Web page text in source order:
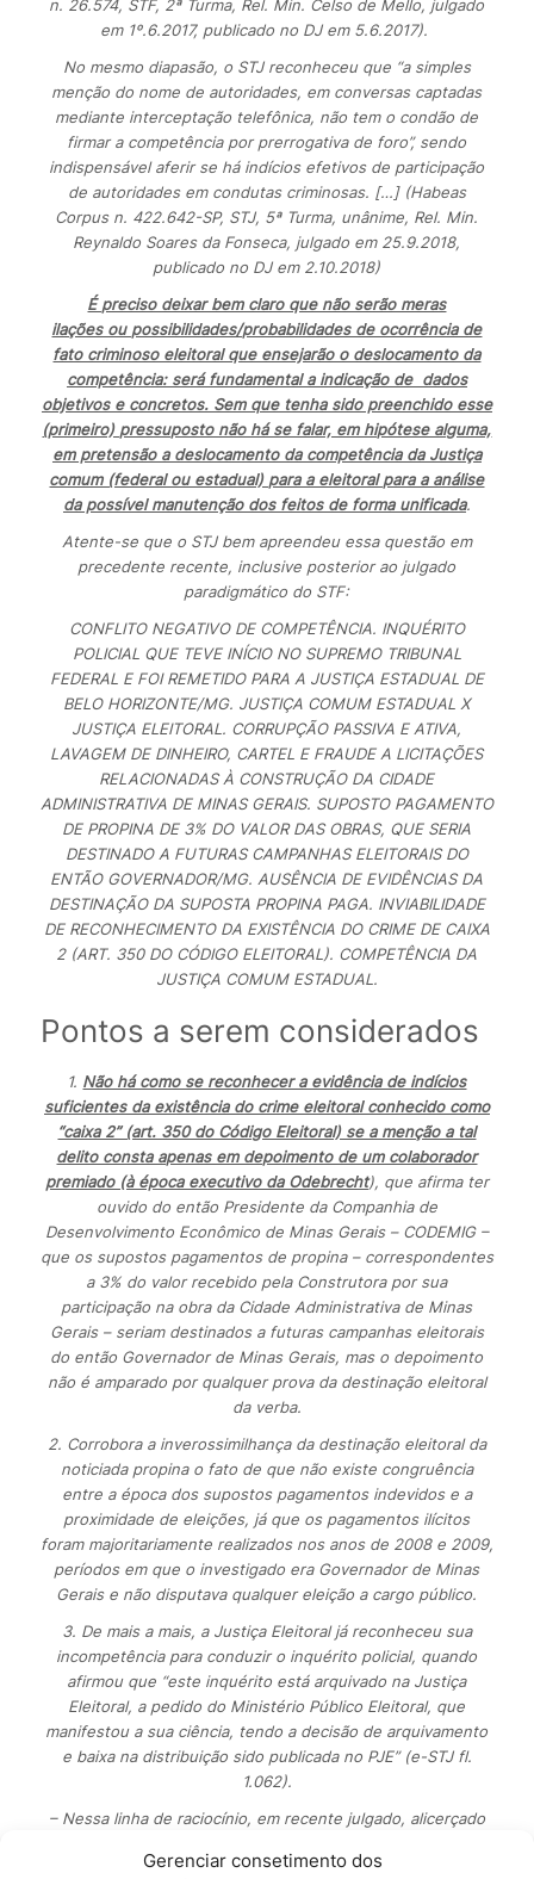
Gerenciar consetimento dos
n. 26.574, STF, 2ª Turma, Rel. Min. Celso de Mello, julgado
em 1º.6.2017, publicado no DJ em 5.6.2017).
No mesmo diapasão, o STJ reconheceu que “a simples
menção do nome de autoridades, em conversas captadas
mediante interceptação telefônica, não tem o condão de
firmar a competência por prerrogativa de foro”, sendo
indispensável aferir se há indícios efetivos de participação
de autoridades em condutas criminosas. […] (Habeas
Corpus n. 422.642-SP, STJ, 5ª Turma, unânime, Rel. Min.
Reynaldo Soares da Fonseca, julgado em 25.9.2018,
publicado no DJ em 2.10.2018)
É preciso deixar bem claro que não serão meras
ilações ou possibilidades/probabilidades de ocorrência de
fato criminoso eleitoral que ensejarão o deslocamento da
competência: será fundamental a indicação de dados
objetivos e concretos. Sem que tenha sido preenchido esse
(primeiro) pressuposto não há se falar, em hipótese alguma,
em pretensão a deslocamento da competência da Justiça
comum (federal ou estadual) para a eleitoral para a análise
da possível manutenção dos feitos de forma unificada.
Atente-se que o STJ bem apreendeu essa questão em
precedente recente, inclusive posterior ao julgado
paradigmático do STF:
CONFLITO NEGATIVO DE COMPETÊNCIA. INQUÉRITO
POLICIAL QUE TEVE INÍCIO NO SUPREMO TRIBUNAL
FEDERAL E FOI REMETIDO PARA A JUSTIÇA ESTADUAL DE
BELO HORIZONTE/MG. JUSTIÇA COMUM ESTADUAL X
JUSTIÇA ELEITORAL. CORRUPÇÃO PASSIVA E ATIVA,
LAVAGEM DE DINHEIRO, CARTEL E FRAUDE A LICITAÇÕES
RELACIONADAS À CONSTRUÇÃO DA CIDADE
ADMINISTRATIVA DE MINAS GERAIS. SUPOSTO PAGAMENTO
DE PROPINA DE 3% DO VALOR DAS OBRAS, QUE SERIA
DESTINADO A FUTURAS CAMPANHAS ELEITORAIS DO
ENTÃO GOVERNADOR/MG. AUSÊNCIA DE EVIDÊNCIAS DA
DESTINAÇÃO DA SUPOSTA PROPINA PAGA. INVIABILIDADE
DE RECONHECIMENTO DA EXISTÊNCIA DO CRIME DE CAIXA
2 (ART. 350 DO CÓDIGO ELEITORAL). COMPETÊNCIA DA
JUSTIÇA COMUM ESTADUAL.
Pontos a serem considerados
1. Não há como se reconhecer a evidência de indícios
suficientes da existência do crime eleitoral conhecido como
“caixa 2” (art. 350 do Código Eleitoral) se a menção a tal
delito consta apenas em depoimento de um colaborador
premiado (à época executivo da Odebrecht), que afirma ter
ouvido do então Presidente da Companhia de
Desenvolvimento Econômico de Minas Gerais – CODEMIG –
que os supostos pagamentos de propina – correspondentes
a 3% do valor recebido pela Construtora por sua
participação na obra da Cidade Administrativa de Minas
Gerais – seriam destinados a futuras campanhas eleitorais
do então Governador de Minas Gerais, mas o depoimento
não é amparado por qualquer prova da destinação eleitoral
da verba.
2. Corrobora a inverossimilhança da destinação eleitoral da
noticiada propina o fato de que não existe congruência
entre a época dos supostos pagamentos indevidos e a
proximidade de eleições, já que os pagamentos ilícitos
foram majoritariamente realizados nos anos de 2008 e 2009,
períodos em que o investigado era Governador de Minas
Gerais e não disputava qualquer eleição a cargo público.
3. De mais a mais, a Justiça Eleitoral já reconheceu sua
incompetência para conduzir o inquérito policial, quando
afirmou que “este inquérito está arquivado na Justiça
Eleitoral, a pedido do Ministério Público Eleitoral, que
manifestou a sua ciência, tendo a decisão de arquivamento
e baixa na distribuição sido publicada no PJE” (e-STJ fl.
1.062).
– Nessa linha de raciocínio, em recente julgado, alicerçado
4.435-AgR/DF, Relator Ministro MARCO AURÉLIO, o